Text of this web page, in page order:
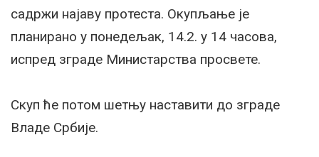
садржи најаву протеста. Окупљање је
планирано у понедељак, 14.2. у 14 часова,
испред зграде Министарства просвете.
Скуп ће потом шетњу наставити до зграде
Владе Србије.